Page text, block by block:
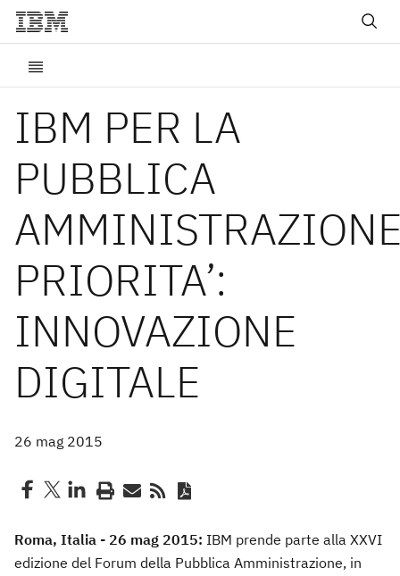
IBM PER LA
PUBBLICA
PRIORITA’:
INNOVAZIONE
DIGITALE
26 mag 2015
Roma, Italia - 26 mag 2015: IBM prende parte alla XXVI
edizione del Forum della Pubblica Amministrazione, in